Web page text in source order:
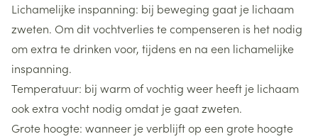
Lichamelijke inspanning: bij beweging gaat je lichaam
zweten. Om dit vochtverlies te compenseren is het nodig
om extra te drinken voor, tijdens en na een lichamelijke
inspanning.
Temperatuur: bij warm of vochtig weer heeft je lichaam
ook extra vocht nodig omdat je gaat zweten.
Grote hoogte: wanneer je verblijft op een grote hoogte